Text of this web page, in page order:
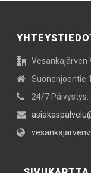
Vesankajärven
Suonenjoentie
24/7 Päivystys: